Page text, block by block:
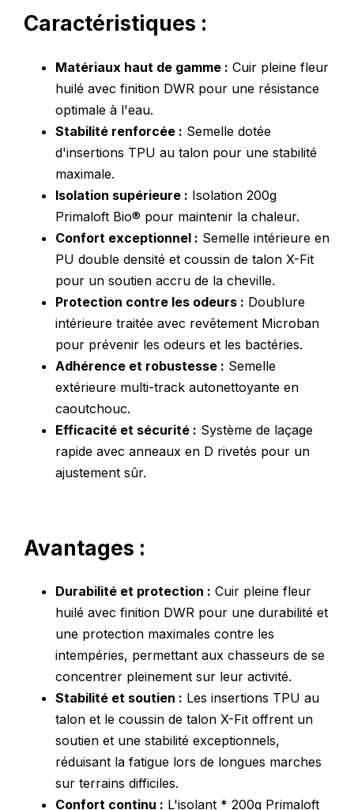
Caractéristiques :
Matériaux haut de gamme : Cuir pleine fleur
huilé avec finition DWR pour une résistance
optimale à l'eau.
Stabilité renforcée : Semelle dotée
d'insertions TPU au talon pour une stabilité
maximale.
Isolation supérieure : Isolation 200g
Primaloft Bio® pour maintenir la chaleur.
Confort exceptionnel : Semelle intérieure en
PU double densité et coussin de talon X-Fit
pour un soutien accru de la cheville.
Protection contre les odeurs : Doublure
intérieure traitée avec revêtement Microban
pour prévenir les odeurs et les bactéries.
Adhérence et robustesse : Semelle
extérieure multi-track autonettoyante en
caoutchouc.
Efficacité et sécurité : Système de laçage
rapide avec anneaux en D rivetés pour un
ajustement sûr.
Avantages :
Durabilité et protection : Cuir pleine fleur
huilé avec finition DWR pour une durabilité et
une protection maximales contre les
intempéries, permettant aux chasseurs de se
concentrer pleinement sur leur activité.
Stabilité et soutien : Les insertions TPU au
talon et le coussin de talon X-Fit offrent un
soutien et une stabilité exceptionnels,
réduisant la fatigue lors de longues marches
sur terrains difficiles.
Confort continu : L'isolant * 200g Primaloft